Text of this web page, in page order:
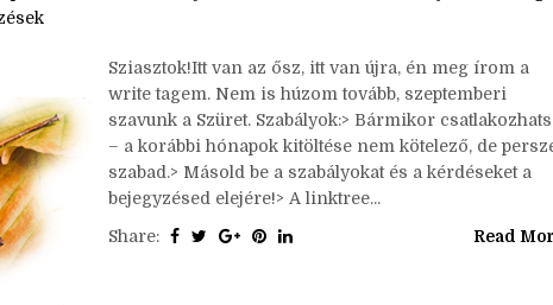
27, 2025 játék,kérdezz/felelek,személyes, write tag
Sziasztok!Itt van az ősz, itt van újra, én meg írom a
write tagem. Nem is húzom tovább, szeptemberi
szavunk a Szüret. Szabályok:> Bármikor csatlakozhatsz
– a korábbi hónapok kitöltése nem kötelező, de persze